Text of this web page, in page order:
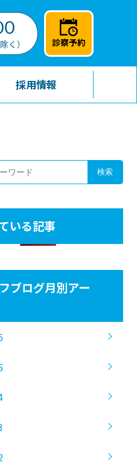
く） 診察予約
採用情報
いる記事
ブログ月別アー